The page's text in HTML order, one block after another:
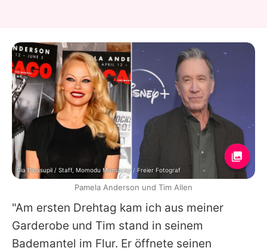
"Am ersten Drehtag kam ich aus meiner
Garderobe und Tim stand in seinem
Bademantel im Flur. Er öffnete seinen
Dia Dipasupil / Staff, Momodu Mansaray / Freier Fotograf
Pamela Anderson und Tim Allen